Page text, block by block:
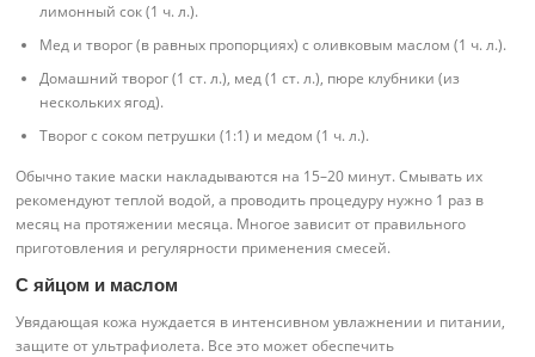
лимонный сок (1 ч. л.).
Мед и творог (в равных пропорциях) с оливковым маслом (1 ч. л.).
Домашний творог (1 ст. л.), мед (1 ст. л.), пюре клубники (из
нескольких ягод).
Творог с соком петрушки (1:1) и медом (1 ч. л.).
Обычно такие маски накладываются на 15–20 минут. Смывать их
рекомендуют теплой водой, а проводить процедуру нужно 1 раз в
месяц на протяжении месяца. Многое зависит от правильного
приготовления и регулярности применения смесей.
С яйцом и маслом
Увядающая кожа нуждается в интенсивном увлажнении и питании,
защите от ультрафиолета. Все это может обеспечить